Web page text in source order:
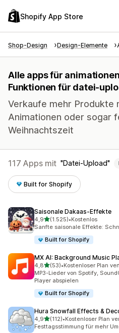
Shopify App Store
Shop-Design Design-Elemente
Alle apps für
Funktionen für datei-
Verkaufe mehr Produkte
Animationen oder sogar
Weihnachtszeit
117 Apps mit Datei-Upload
Built for Shopify
Saisonale Dakaas‑Effekte
4,9von 5 Sternen
(1.525)
1525 Rezensionen insgesamt
•Kostenlos
Sanfte saisonale Effekte:
Built for Shopify
MX AI: Background Music
4,8von 5 Sternen
(53)
53 Rezensionen insgesamt
•Kostenloser Plan
MP3-Lieder von Spotify,
Player abspielen
Built for Shopify
Hura Snowfall Effects &
4,9von 5 Sternen
(112)
112 Rezensionen insgesamt
•Kostenloser Plan
Festtagsstimmung für mehr